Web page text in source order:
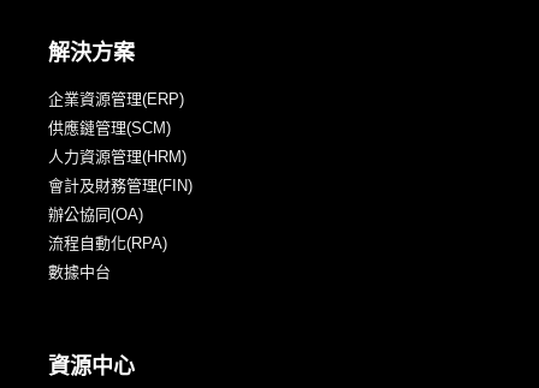
解決方案
企業資源管理(ERP)
供應鏈管理(SCM)
人力資源管理(HRM)
會計及財務管理(FIN)
辦公協同(OA)
流程自動化(RPA)
數據中台
資源中心